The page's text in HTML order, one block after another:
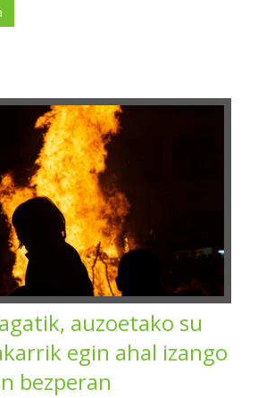
auzoetako su
egin ahal izango
bezperan